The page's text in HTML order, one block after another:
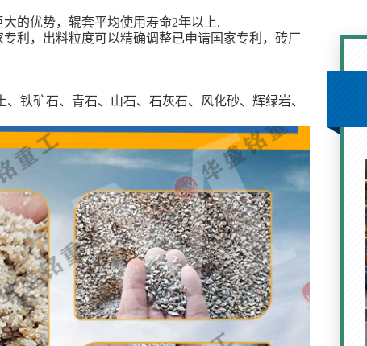
的优势，辊套平均使用寿命2年以上.
利，出料粒度可以精确调整已申请国家专利，砖厂
铁矿石、青石、山石、石灰石、风化砂、辉绿岩、